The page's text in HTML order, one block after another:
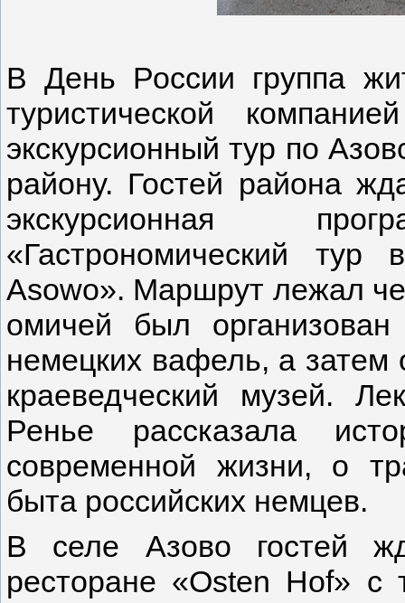
В День России группа
туристической
экскурсионный тур по
району. Гостей района
экскурсионная
«Гастрономический
Asowo». Маршрут лежал
омичей был организован
немецких вафель, а затем
краеведческий музей.
Ренье рассказала
современной жизни, о
быта российских немцев.
В селе Азово гостей
ресторане «Osten Hof»